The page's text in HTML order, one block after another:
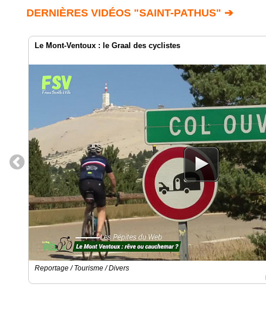
DERNIÈRES VIDÉOS "SAINT-PATHUS" ➔
Le Mont-Ventoux : le Graal des cyclistes
Reportage / Tourisme / Divers